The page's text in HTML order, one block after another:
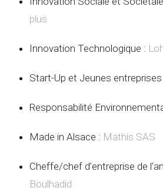
plus
Innovation Technologique :
Start-Up et Jeunes entreprises
Responsabilité
Made in Alsace : Mathis SAS
Cheffe/chef d’entreprise de
Boulhadid